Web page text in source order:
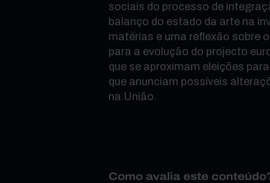
sociais do processo de
balanço do estado da arte na
matérias e uma reflexão sobre
para a evolução do projecto
que se aproximam eleições
que anunciam possíveis
na União.
Como avalia este